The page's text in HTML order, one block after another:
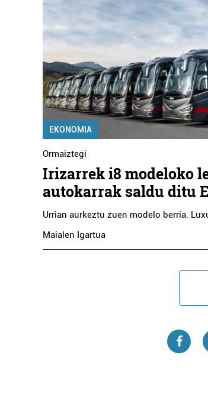
EKONOMIA
Ormaiztegi
Irizarrek i8 modeloko
autokarrak saldu ditu
Urrian aurkeztu zuen modelo berria.
Maialen Igartua